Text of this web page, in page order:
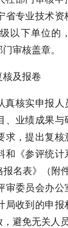
省专业技术资
以下单位的
审核盖章。
核及报卷
真核实申报人
、业绩成果与
求，提出复核
和《参评统计
报名表》（附
审委员会办公
局收到的申报
避免无关人